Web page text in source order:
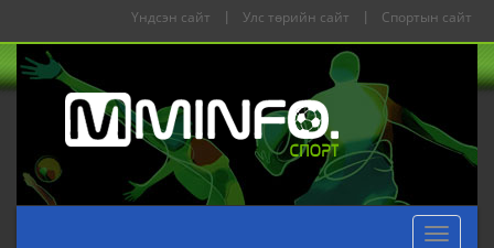
Үндсэн сайт | Улс төрийн сайт | Спортын сайт
Toggle